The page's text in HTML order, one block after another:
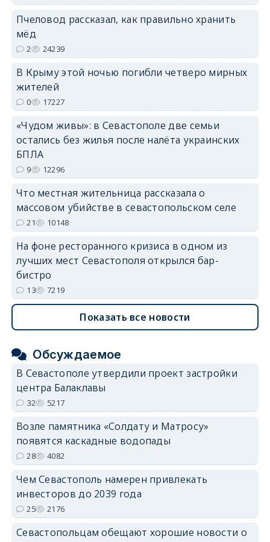
erid: 2SDnjdPjgYS
Пчеловод рассказал, как правильно хранить
мёд
2 24239
В Крыму этой ночью погибли четверо мирных
жителей
0 17227
«Чудом живы»: в Севастополе две семьи
остались без жилья после налёта украинских
БПЛА
9 12296
Что местная жительница рассказала о
массовом убийстве в севастопольском селе
21 10148
На фоне ресторанного кризиса в одном из
лучших мест Севастополя открылся бар-
бистро
13 7219
Показать все новости
Обсуждаемое
В Севастополе утвердили проект застройки
центра Балаклавы
32 5217
Возле памятника «Солдату и Матросу»
появятся каскадные водопады
28 4082
Чем Севастополь намерен привлекать
инвесторов до 2039 года
25 2176
Севастопольцам обещают хорошие новости о